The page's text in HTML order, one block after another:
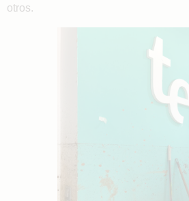
otros.